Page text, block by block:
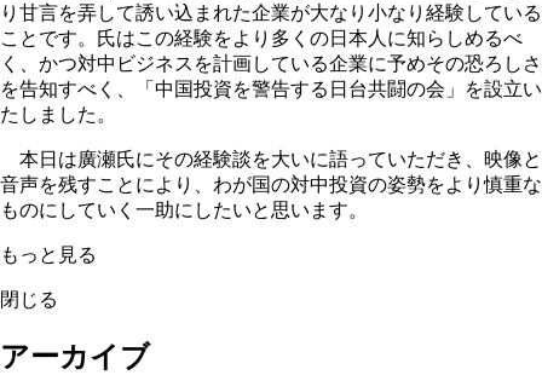
り甘言を弄して誘い込まれた企業が大なり小なり経験している
ことです。氏はこの経験をより多くの日本人に知らしめるべ
く、かつ対中ビジネスを計画している企業に予めその恐ろしさ
を告知すべく、「中国投資を警告する日台共闘の会」を設立い
たしました。
本日は廣瀬氏にその経験談を大いに語っていただき、映像と
音声を残すことにより、わが国の対中投資の姿勢をより慎重な
ものにしていく一助にしたいと思います。
もっと見る
閉じる
アーカイブ